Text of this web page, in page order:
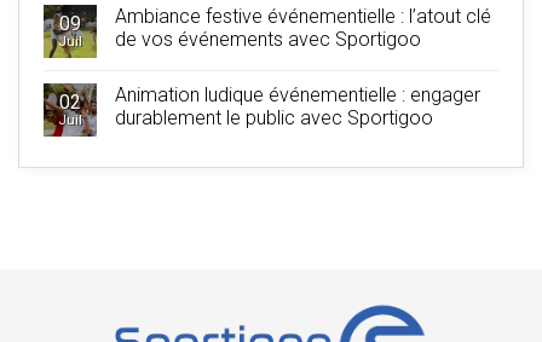
09
Juil
Ambiance festive événementielle : l’atout clé
de vos événements avec Sportigoo
02
Juil
Animation ludique événementielle : engager
durablement le public avec Sportigoo